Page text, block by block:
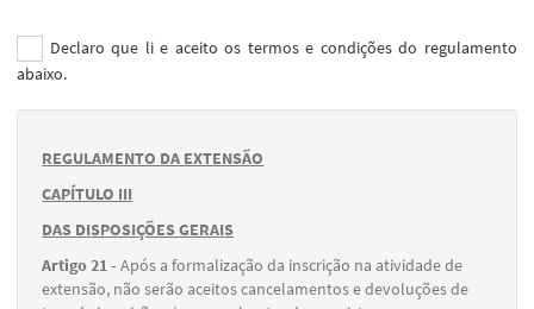
Declaro que li e aceito os termos e condições do regulamento
abaixo.
REGULAMENTO DA EXTENSÃO
CAPÍTULO III
DAS DISPOSIÇÕES GERAIS
Artigo 21 -Após a formalização da inscrição na atividade de
extensão, não serão aceitos cancelamentos e devoluções de